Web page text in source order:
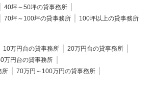
40坪～50坪の貸事務所
70坪～100坪の貸事務所 100坪以上の貸事務所
10万円台の貸事務所
20万円台の貸事務所
万円台の貸事務所
所
70万円～100万円の貸事務所